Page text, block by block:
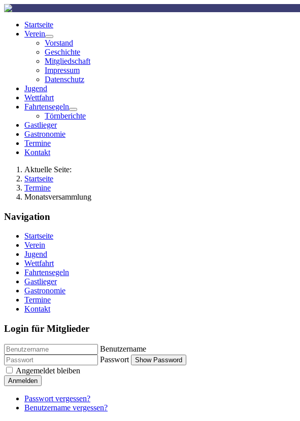
Startseite
Verein
Vorstand
Geschichte
Mitgliedschaft
Impressum
Datenschutz
Jugend
Wettfahrt
Fahrtensegeln
Törnberichte
Gastlieger
Gastronomie
Termine
Kontakt
Aktuelle Seite:
Startseite
Termine
Monatsversammlung
Navigation
Startseite
Verein
Jugend
Wettfahrt
Fahrtensegeln
Gastlieger
Gastronomie
Termine
Kontakt
Login für Mitglieder
Benutzername
Passwort
Show Password
Angemeldet bleiben
Anmelden
Passwort vergessen?
Benutzername vergessen?